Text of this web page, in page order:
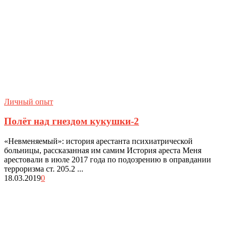
Личный опыт
Полёт над гнездом кукушки-2
«Невменяемый»: история арестанта психиатрической
больницы, рассказанная им самим История ареста Меня
арестовали в июле 2017 года по подозрению в оправдании
терроризма ст. 205.2 ...
18.03.20190